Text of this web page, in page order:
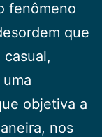
fenômeno
que
objetiva a
nos